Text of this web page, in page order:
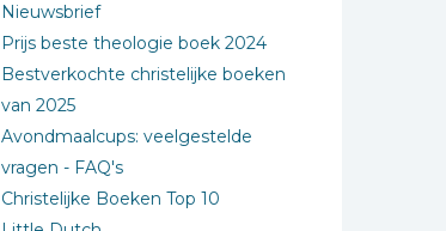
Nieuwsbrief
Prijs beste theologie boek 2024
Bestverkochte christelijke boeken
van 2025
Avondmaalcups: veelgestelde
vragen - FAQ's
Christelijke Boeken Top 10